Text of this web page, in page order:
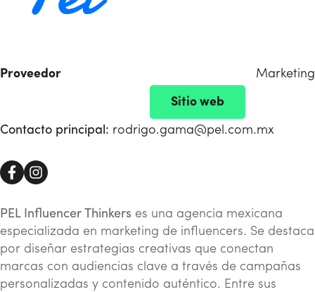
Proveedor Marketing
Sitio web
Contacto principal: rodrigo.gama@pel.com.mx
PEL Influencer Thinkers es una agencia mexicana
especializada en marketing de influencers. Se destaca
por diseñar estrategias creativas que conectan
marcas con audiencias clave a través de campañas
personalizadas y contenido auténtico. Entre sus